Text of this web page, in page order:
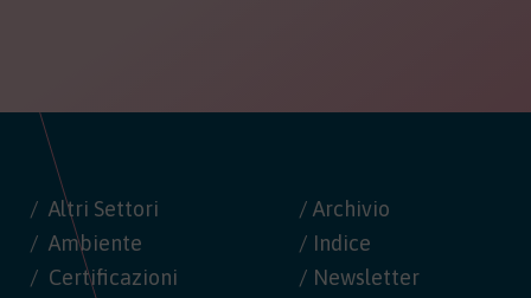
Altri Settori
Ambiente
Certificazioni
/ Archivio
/ Indice
/ Newsletter